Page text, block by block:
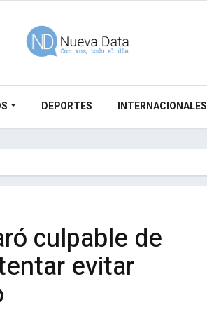
DEPORTES INTERNACIONALES
culpable de
evitar